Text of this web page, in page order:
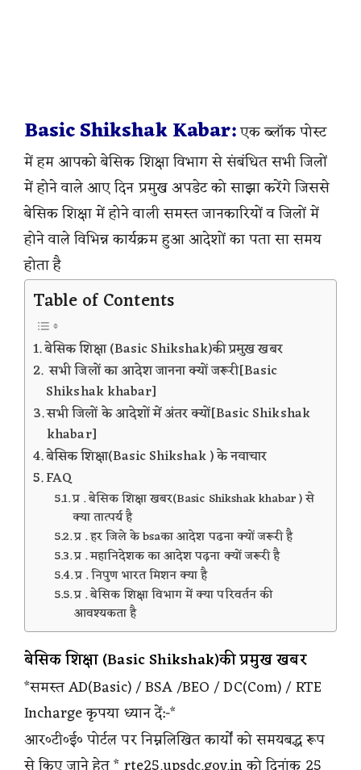
Basic Shikshak Kabar:एक ब्लॉक पोस्ट
में हम आपको बेसिक शिक्षा विभाग से संबंधित सभी जिलों
में होने वाले आए दिन प्रमुख अपडेट को साझा करेंगे जिससे
बेसिक शिक्षा में होने वाली समस्त जानकारियों व जिलों में
होने वाले विभिन्न कार्यक्रम हुआ आदेशों का पता सा समय
होता है
Table of Contents
बेसिक शिक्षा (Basic Shikshak)की प्रमुख खबर
सभी जिलों का आदेश जानना क्यों जरूरी[Basic
Shikshak khabar]
सभी जिलों के आदेशों में अंतर क्यों[Basic Shikshak
khabar]
बेसिक शिक्षा(Basic Shikshak ) के नवाचार
FAQ
प्र . बेसिक शिक्षा खबर(Basic Shikshak khabar ) से
क्या तात्पर्य है
प्र . हर जिले के bsaका आदेश पढना क्यों जरूरी है
प्र . महानिदेशक का आदेश पढ़ना क्यों जरूरी है
प्र . निपुण भारत मिशन क्या है
प्र . बेसिक शिक्षा विभाग में क्या परिवर्तन की
आवश्यकता है
बेसिक शिक्षा (Basic Shikshak)की प्रमुख खबर
*समस्त AD(Basic) / BSA /BEO / DC(Com) / RTE
Incharge कृपया ध्यान दें:-*
आर०टी०ई० पोर्टल पर निम्नलिखित कार्यों को समयबद्ध रूप